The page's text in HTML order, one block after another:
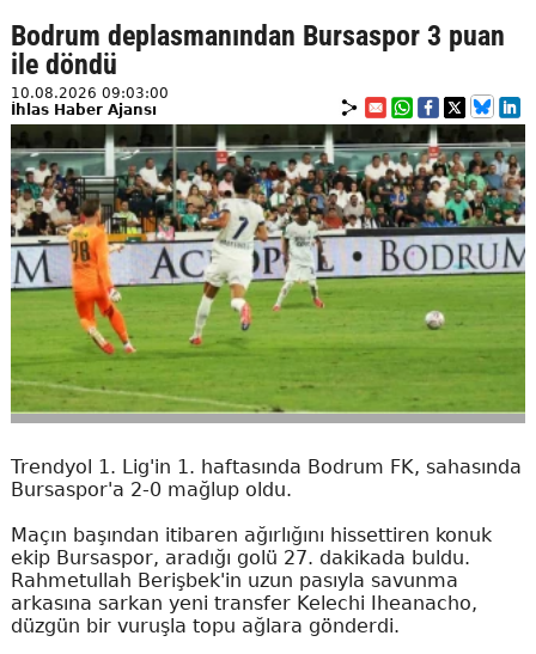
Bodrum deplasmanından Bursaspor 3 puan
ile döndü
10.08.2026 09:03:00
İhlas Haber Ajansı
Trendyol 1. Lig'in 1. haftasında Bodrum FK, sahasında
Bursaspor'a 2-0 mağlup oldu.
Maçın başından itibaren ağırlığını hissettiren konuk
ekip Bursaspor, aradığı golü 27. dakikada buldu.
Rahmetullah Berişbek'in uzun pasıyla savunma
arkasına sarkan yeni transfer Kelechi Iheanacho,
düzgün bir vuruşla topu ağlara gönderdi.